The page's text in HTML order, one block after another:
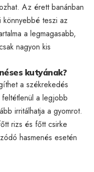
Az érett banánban
könnyebbé teszi az
a legmagasabb,
nagyon kis
kutyának?
a székrekedés
feltétlenül a legjobb
irritálhatja a gyomrot.
rizs és főtt csirke
hasmenés esetén